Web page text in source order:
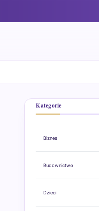
Kategorie
Biznes
Budownictwo
Dzieci